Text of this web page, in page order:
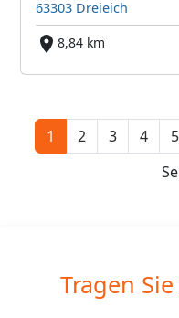
63303 Dreieich
8,84 km
1 2 3 4 5
Tragen